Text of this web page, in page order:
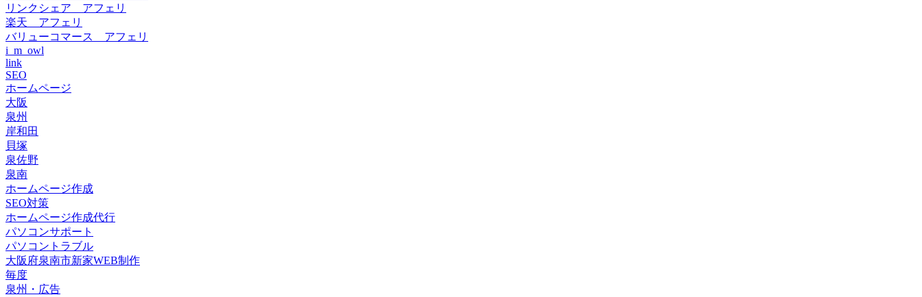
リンクシェア アフェリ
楽天 アフェリ
バリューコマース アフェリ
i_m_owl
link
SEO
ホームページ
大阪
泉州
岸和田
貝塚
泉佐野
泉南
ホームページ作成
SEO対策
ホームページ作成代行
パソコンサポート
パソコントラブル
大阪府泉南市新家WEB制作
毎度
泉州・広告